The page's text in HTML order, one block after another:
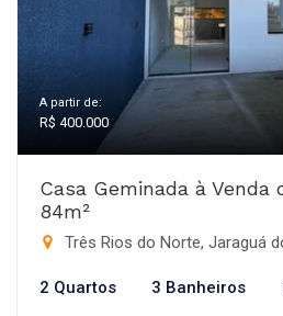
A partir de:
R$ 400.000
Casa Geminada à Venda
84m²
Três Rios do Norte, Jaraguá
2 Quartos 3 Banheiros